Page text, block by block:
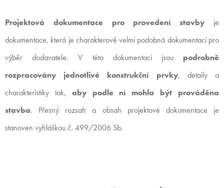
Projektová dokumentace pro provedení stavby je
dokumentace, která je charakterově velmi podobná dokumentaci pro
výběr dodavatele. V této dokumentaci jsou podrobně
rozpracovány jednotlivé konstrukční prvky, detaily a
charakteristiky tak, aby podle ní mohla být prováděna
stavba. Přesný rozsah a obsah projektové dokumentace je
stanoven vyhláškou č. 499/2006 Sb.